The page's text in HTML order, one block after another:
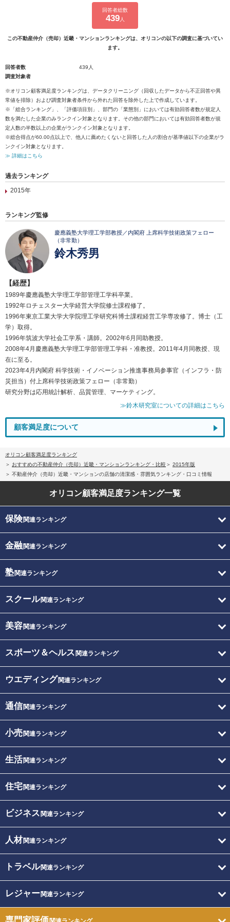
回答者総数
439人
この不動産仲介（売却）近畿・マンションランキングは、オリコンの以下の調査に基づいてい
ます。
回答者数
439人
調査対象者
※オリコン顧客満足度ランキングは、データクリーニング（回収したデータから不正回答や異
常値を排除）および調査対象者条件から外れた回答を除外した上で作成しています。
※「総合ランキング」、「評価項目別」、部門の「業態別」においては有効回答者数が規定人
数を満たした企業のみランクイン対象となります。その他の部門においては有効回答者数が規
定人数の半数以上の企業がランクイン対象となります。
※総合得点が60.00点以上で、他人に薦めたくないと回答した人の割合が基準値以下の企業がラ
ンクイン対象となります。
≫ 詳細はこちら
過去ランキング
2015年
ランキング監修
慶應義塾大学理工学部教授／内閣府 上席科学技術政策フェロー
（非常勤）
鈴木秀男
【経歴】
1989年慶應義塾大学理工学部管理工学科卒業。
1992年ロチェスター大学経営大学院修士課程修了。
1996年東京工業大学大学院理工学研究科博士課程経営工学専攻修了。博士（工
学）取得。
1996年筑波大学社会工学系・講師。2002年6月同助教授。
2008年4月慶應義塾大学理工学部管理工学科・准教授。2011年4月同教授、現
在に至る。
2023年4月内閣府 科学技術・イノベーション推進事務局参事官（インフラ・防
災担当）付上席科学技術政策フェロー（非常勤）
研究分野は応用統計解析、品質管理、マーケティング。
≫鈴木研究室についての詳細はこちら
顧客満足度について
オリコン顧客満足度ランキング
おすすめの不動産仲介（売却）近畿・マンションランキング・比較
2015年版
不動産仲介（売却）近畿・マンションの店舗の清潔感・雰囲気ランキング・口コミ情報
オリコン顧客満足度ランキング一覧
保険関連ランキング
金融関連ランキング
塾関連ランキング
スクール関連ランキング
美容関連ランキング
スポーツ＆ヘルス 関連ランキング
ウエディング関連ランキング
通信関連ランキング
小売関連ランキング
生活関連ランキング
住宅関連ランキング
ビジネス 関連ランキング
人材関連ランキング
トラベル関連ランキング
レジャー関連ランキング